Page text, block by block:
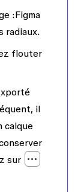
:Figma
radiaux.
flouter
il
calque
sur